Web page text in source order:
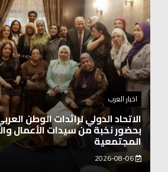
اخبار العرب
اغنيتين وطنيتين جميلتين للفنان
بركات
2026-08-06